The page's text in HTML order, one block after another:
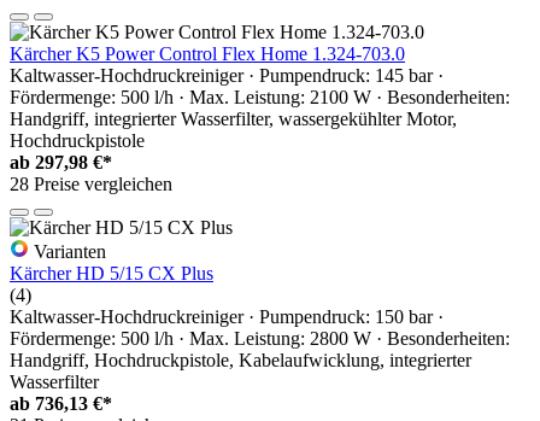
Kärcher K5 Power Control Flex Home 1.324-703.0
Kaltwasser-Hochdruckreiniger · Pumpendruck: 145 bar ·
Fördermenge: 500 l/h · Max. Leistung: 2100 W · Besonderheiten:
Handgriff, integrierter Wasserfilter, wassergekühlter Motor,
Hochdruckpistole
ab 297,98 €*
28 Preise vergleichen
Varianten
Kärcher HD 5/15 CX Plus
(4)
Kaltwasser-Hochdruckreiniger · Pumpendruck: 150 bar ·
Fördermenge: 500 l/h · Max. Leistung: 2800 W · Besonderheiten:
Handgriff, Hochdruckpistole, Kabelaufwicklung, integrierter
Wasserfilter
ab 736,13 €*